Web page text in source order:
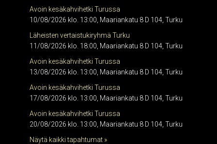
Avoin kesäkahvihetki Turussa
10/08/2026 klo. 13:00, Maariankatu 8 D 104, Turku
Läheisten vertaistukiryhmä Turku
11/08/2026 klo. 18:00, Maariankatu 8 D 104, Turku
Avoin kesäkahvihetki Turussa
13/08/2026 klo. 13:00, Maariankatu 8 D 104, Turku
Avoin kesäkahvihetki Turussa
17/08/2026 klo. 13:00, Maariankatu 8 D 104, Turku
Avoin kesäkahvihetki Turussa
20/08/2026 klo. 13:00, Maariankatu 8 D 104, Turku
Näytä kaikki tapahtumat »